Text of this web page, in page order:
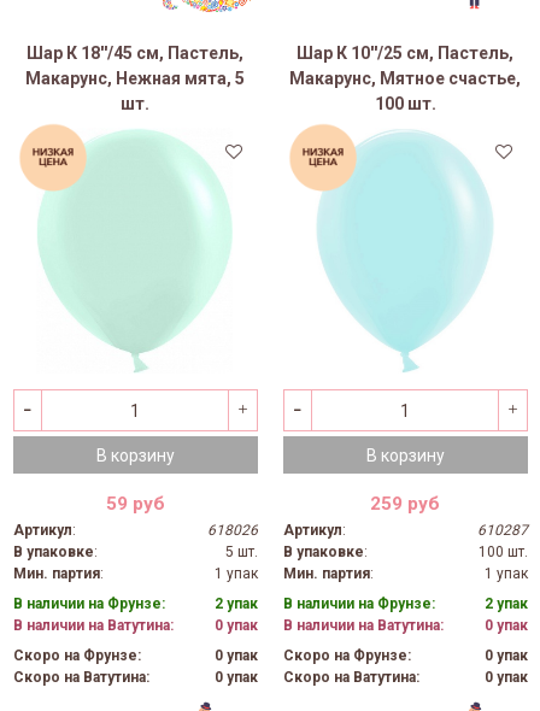
Шар К 18''/45 см, Пастель,
Макарунс, Нежная мята, 5
шт.
В корзину
59 руб
Артикул:
618026
В упаковке:
5 шт.
Мин. партия:
1 упак
В наличии на Фрунзе:
2 упак
В наличии на Ватутина:
0 упак
Скоро на Фрунзе:
0 упак
Скоро на Ватутина:
0 упак
Шар К 10''/25 см, Пастель,
Макарунс, Мятное счастье,
100 шт.
В корзину
259 руб
Артикул:
610287
В упаковке:
100 шт.
Мин. партия:
1 упак
В наличии на Фрунзе:
2 упак
В наличии на Ватутина:
0 упак
Скоро на Фрунзе:
0 упак
Скоро на Ватутина:
0 упак